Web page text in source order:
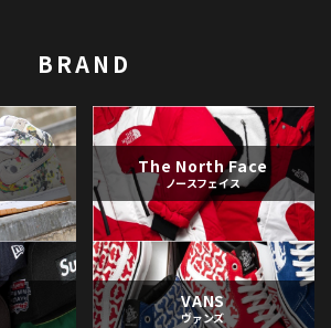
BRAND
The North Face
ノースフェイス
VANS
ヴァンズ